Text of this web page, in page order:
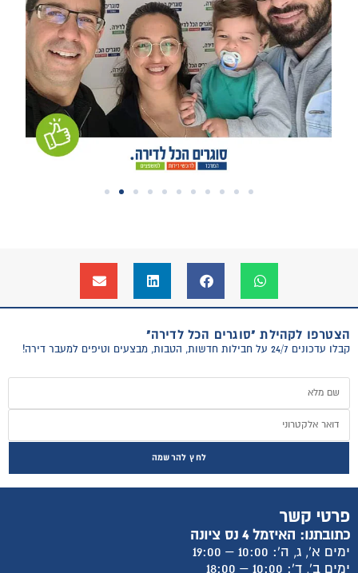
הצטרפו לקהילת "סוגרים הכל לדירה"
קבלו עדכונים 24/7 על חבילות חדשות, הטבות, מבצעים וטיפים למעבר דירה!
לחץ להרשמה
פרטי קשר
כתובתנו: האיזמל 4 נס ציונה
ימים א', ג, ה': 10:00 – 19:00
ימים ב', ד': 10:00 – 18:00